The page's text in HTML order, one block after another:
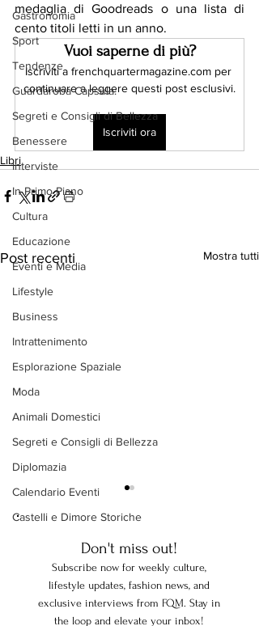
Gastronomia
Sport
Tendenze
Guardaroba Capsula:
Segreti e Consigli di Bellezza
Benessere
Interviste
In Primo Piano
Cultura
Educazione
Eventi e Media
Lifestyle
Business
Intrattenimento
Esplorazione Spaziale
Moda
Animali Domestici
Segreti e Consigli di Bellezza
Diplomazia
Calendario Eventi
Castelli e Dimore Storiche
medaglia di Goodreads o una lista di
cento titoli letti in un anno.
Vuoi saperne di più?
Iscriviti a frenchquartermagazine.com per
continuare a leggere questi post esclusivi.
Iscriviti ora
Libri
Post recenti Mostra tutti
L’America a 250 anni: Mike
Don't miss out!
Subscribe now for weekly culture,
lifestyle updates, fashion news, and
exclusive interviews from FQM. Stay in
the loop and elevate your inbox!